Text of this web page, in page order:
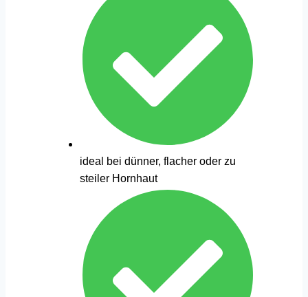
ideal bei dünner, flacher oder zu
steiler Hornhaut